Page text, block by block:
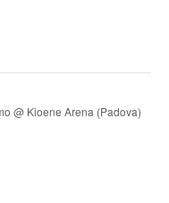
@ Kioene Arena (Padova)